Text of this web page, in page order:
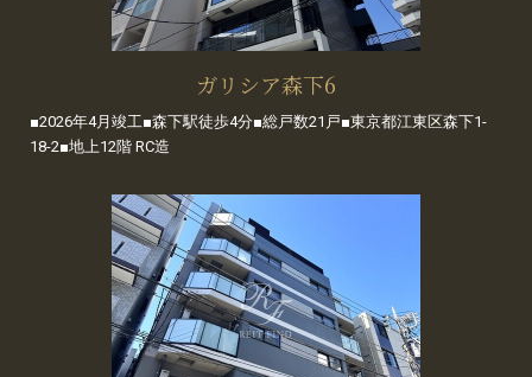
ガリシア森下6
■2026年4月竣工■森下駅徒歩4分■総戸数21戸■東京都江東区森下1-
18-2■地上12階 RC造